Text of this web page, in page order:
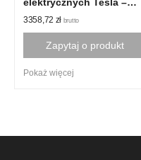
elektrycznych Tesla –
Gen 3 dla modeli
amerykańskich
3358,72 zł brutto
Zapytaj o produkt
Pokaż więcej